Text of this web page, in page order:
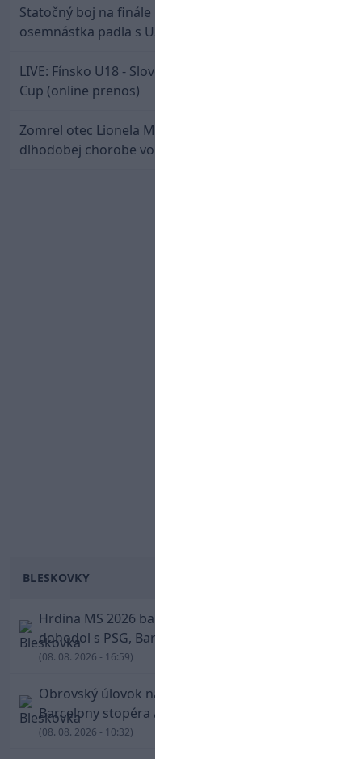
Statočný boj na finále nestačil: Slovenská
osemnástka padla s USA a zabojuje o bronz
LIVE: Fínsko U18 - Slovensko U18 / Hlinka-Gretzky
Cup (online prenos)
Zomrel otec Lionela Messiho. Jorge podľahol
dlhodobej chorobe vo veku 68 rokov
BLESKOVKY
Hrdina MS 2026 balí kufre! Ferran Torres sa
dohodol s PSG, Barcelona mu brániť nebude
(08. 08. 2026 - 16:59)
Obrovský úlovok na Anfielde: Liverpool získal z
Barcelony stopéra Arauja
(08. 08. 2026 - 10:32)